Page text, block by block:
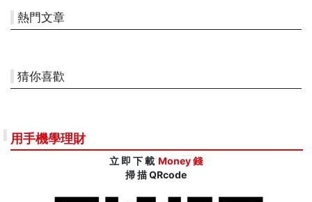
務範圍。申
熱門文章
猜你喜歡
用手機學理財
立 即 下 載 Money 錢
掃 描 QRcode